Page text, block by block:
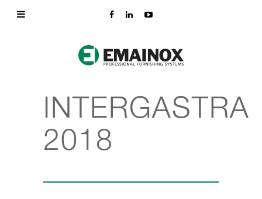
INTERGASTRA
2018